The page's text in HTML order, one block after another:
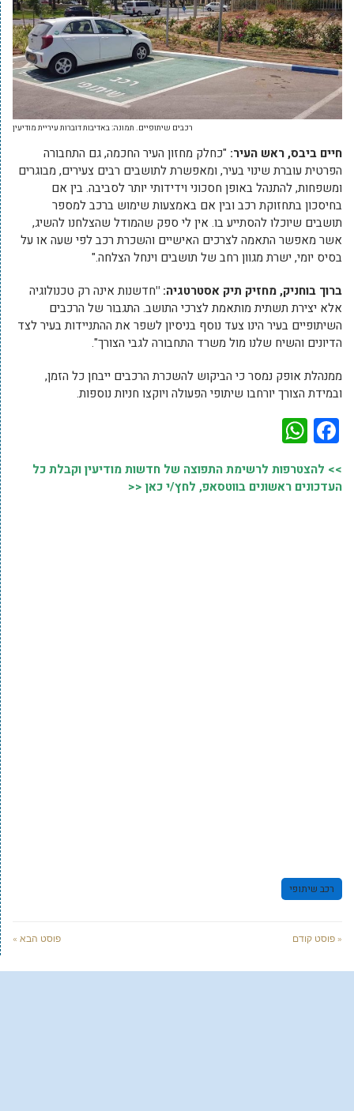
רכבים שיתופיים. תמונה: באדיבות דוברות עיריית מודיעין
חיים ביבס, ראש העיר: "כחלק מחזון העיר החכמה, גם התחבורה
הפרטית עוברת שינוי בעיר, ומאפשרת לתושבים רבים צעירים, מבוגרים
ומשפחות, להתנהל באופן חסכוני וידידותי יותר לסביבה. בין אם
בחיסכון בתחזוקת רכב ובין אם באמצעות שימוש ברכב למספר
תושבים שיוכלו להסתייע בו. אין לי ספק שהמודל שהצלחנו להשיג,
אשר מאפשר התאמה לצרכים האישיים והשכרת רכב לפי שעה או על
בסיס יומי, ישרת מגוון רחב של תושבים וינחל הצלחה."
ברוך בוחניק, מחזיק תיק אסטרטגיה: "חדשנות אינה רק טכנולוגיה
אלא יצירת תשתית מותאמת לצרכי התושב. התגבור של הרכבים
השיתופיים בעיר הינו צעד נוסף בניסיון לשפר את ההתניידות בעיר לצד
הדיונים והשיח שלנו מול משרד התחבורה לגבי הצורך".
ממנהלת אופק נמסר כי הביקוש להשכרת הרכבים ייבחן כל הזמן,
ובמידת הצורך יורחבו שיתופי הפעולה ויוקצו חניות נוספות.
Facebook
>> להצטרפות לרשימת התפוצה של חדשות מודיעין וקבלת כל
העדכונים ראשונים בווטסאפ, לחץ/י כאן <<
רכב שיתופי
« פוסט קודם פוסט הבא »